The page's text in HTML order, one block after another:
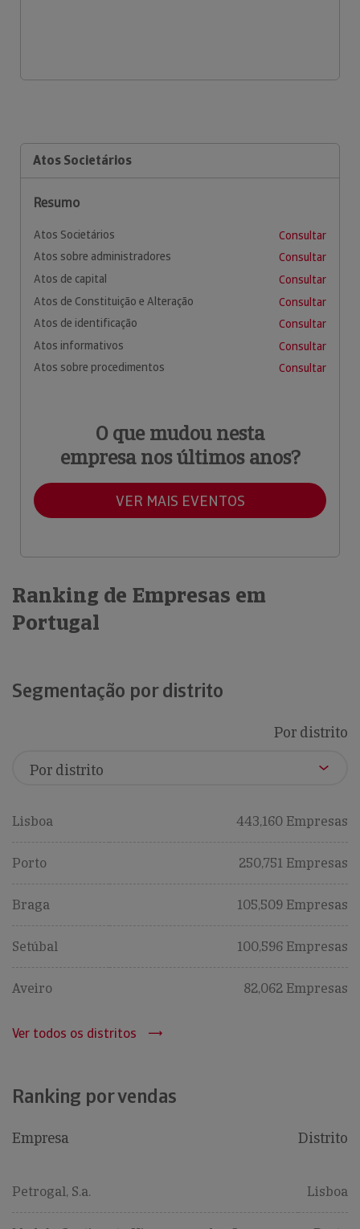
Atos Societários
Resumo
Atos Societários
Consultar
Atos sobre administradores
Consultar
Atos de capital
Consultar
Atos de Constituição e Alteração
Consultar
Atos de identificação
Consultar
Atos informativos
Consultar
Atos sobre procedimentos
Consultar
O que mudou nesta
empresa nos últimos anos?
VER MAIS EVENTOS
Ranking de Empresas em
Portugal
Segmentação por distrito
Por distrito
Lisboa 443,160 Empresas
Porto 250,751 Empresas
Braga 105,509 Empresas
Setúbal 100,596 Empresas
Aveiro 82,062 Empresas
Ver todos os distritos
Ranking por vendas
Empresa Distrito
Petrogal, S.a. Lisboa